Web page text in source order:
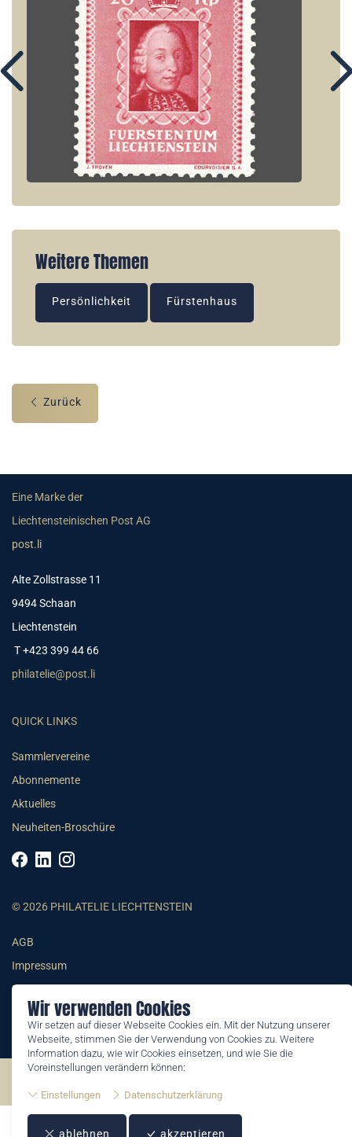
Wir verwenden Cookies
Wir setzen auf dieser Webseite Cookies ein. Mit der Nutzung unserer
Webseite, stimmen Sie der Verwendung von Cookies zu. Weitere
Information dazu, wie wir Cookies einsetzen, und wie Sie die
Voreinstellungen verändern können:
Einstellungen Datenschutzerklärung
ablehnen akzeptieren
Weitere Themen
Persönlichkeit Fürstenhaus
Zurück
Eine Marke der
Liechtensteinischen Post AG
post.li
Alte Zollstrasse 11
9494 Schaan
Liechtenstein
T +423 399 44 66
philatelie@post.li
QUICK LINKS
Sammlervereine
Abonnemente
Aktuelles
Neuheiten-Broschüre
© 2026 PHILATELIE LIECHTENSTEIN
AGB
Impressum
Datenschutzerklärung